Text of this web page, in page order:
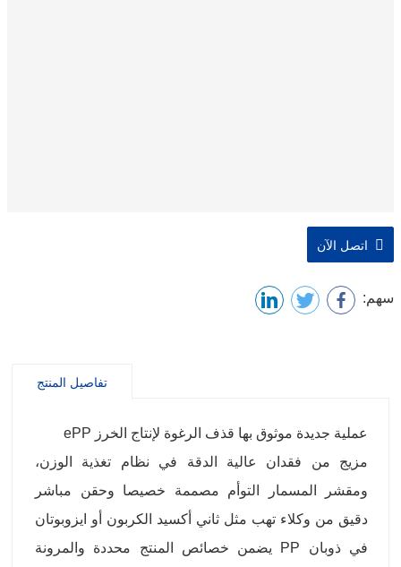
اتصل الآن
سهم:
تفاصيل المنتج
عملية جديدة موثوق بها قذف الرغوة لإنتاج الخرز ePP
مزيج من فقدان عالية الدقة في نظام تغذية الوزن،
ومقشر المسمار التوأم مصممة خصيصا وحقن مباشر
دقيق من وكلاء تهب مثل ثاني أكسيد الكربون أو ايزوبوتان
في ذوبان PP يضمن خصائص المنتج محددة والمرونة